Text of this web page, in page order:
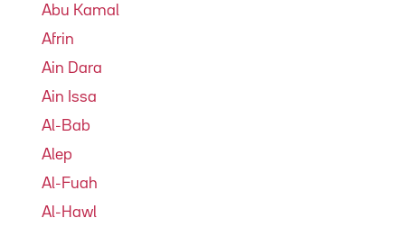
Abu Kamal
Afrin
Ain Dara
Ain Issa
Al-Bab
Alep
Al-Fuah
Al-Hawl